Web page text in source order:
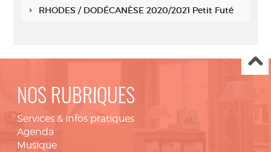
RHODES / DODÉCANÈSE 2020/2021 Petit Futé
NOS RUBRIQUES
Services & infos pratiques
Agenda
Musique